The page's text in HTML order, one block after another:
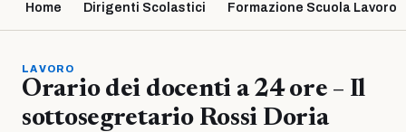
Home Dirigenti Scolastici Formazione Scuola Lavoro
LAVORO
Orario dei docenti a 24 ore – Il
sottosegretario Rossi Doria